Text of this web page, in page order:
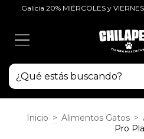
Galicia 20% MIÉRCOLES y
Inicio > Alimentos Gatos >
Pro